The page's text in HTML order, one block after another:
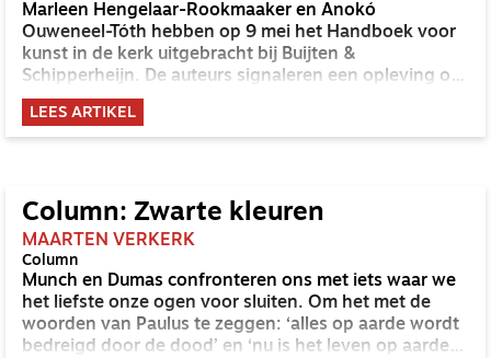
Marleen Hengelaar-Rookmaaker en Anokó
Ouweneel-Tóth hebben op 9 mei het Handboek voor
kunst in de kerk uitgebracht bij Buijten &
Schipperheijn. De auteurs signaleren een opleving op
het terrein van beeldende kunst in de kerk.
LEES ARTIKEL
Column: Zwarte kleuren
MAARTEN VERKERK
Column
Munch en Dumas confronteren ons met iets waar we
het liefste onze ogen voor sluiten. Om het met de
woorden van Paulus te zeggen: ‘alles op aarde wordt
bedreigd door de dood’ en ‘nu is het leven op aarde